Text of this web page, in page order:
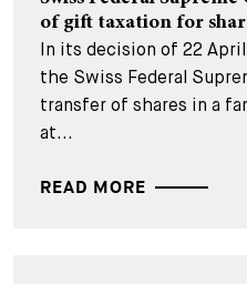
of gift taxation for
In its decision of 22
the Swiss Federal
transfer of shares in a
at...
READ MORE